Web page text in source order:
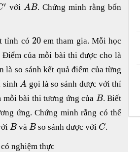
′ vớiAB. Chứng minh rằng bốn
tỉnh có 20em tham gia. Mỗi học
của mỗi bài thi được cho là
là so sánh kết quả điểm của từng
sinhA gọi là so sánh được với thí
mỗi bài thi tương ứng của B. Biết
ứng. Chứng minh rằng có thể
Bvà B so sánh được với C.
nghiệm thực